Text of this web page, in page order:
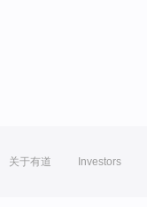
关于有道 Investors